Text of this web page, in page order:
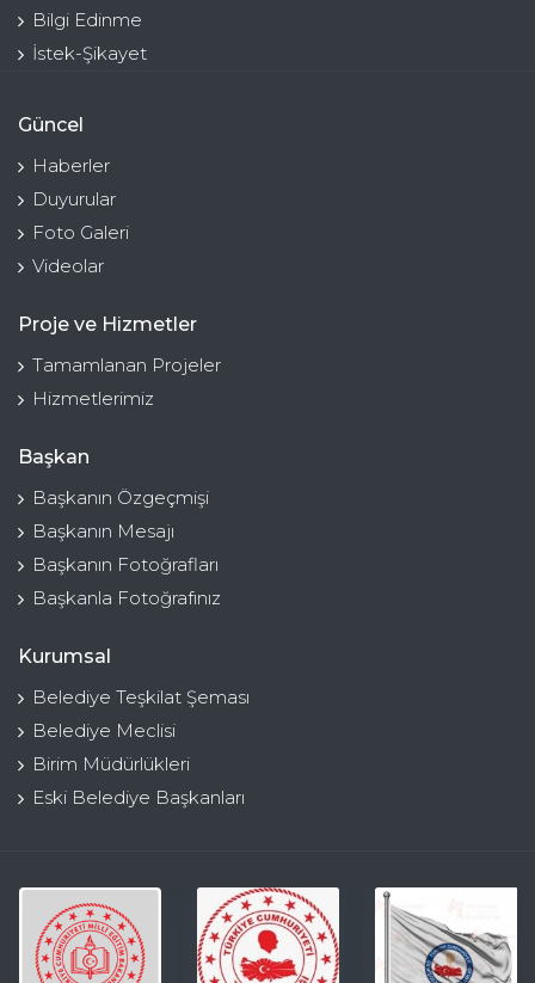
Bilgi Edinme
İstek-Şikayet
Güncel
Haberler
Duyurular
Foto Galeri
Videolar
Proje ve Hizmetler
Tamamlanan Projeler
Hizmetlerimiz
Başkan
Başkanın Özgeçmişi
Başkanın Mesajı
Başkanın Fotoğrafları
Başkanla Fotoğrafınız
Kurumsal
Belediye Teşkilat Şeması
Belediye Meclisi
Birim Müdürlükleri
Eski Belediye Başkanları